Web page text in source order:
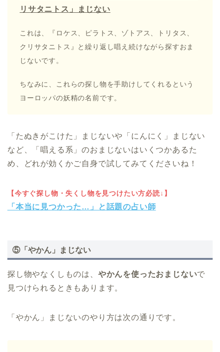
リサタニトス」まじない
これは、『ロケス、ピラトス、ゾトアス、トリタス、
クリサタニトス』と繰り返し唱え続けながら探すおま
じないです。
ちなみに、これらの探し物を手助けしてくれるという
ヨーロッパの妖精の名前です。
「たぬきがこけた」まじないや「にんにく」まじない
など、「唱える系」のおまじないはいくつかあるた
め、どれが効くかご自身で試してみてくださいね！
【今すぐ探し物・失くし物を見つけたい方必読↓】
「本当に見つかった…」と話題の占い師
⑤ 「やかん」まじない
探し物やなくしものは、 やかんを使ったおまじないで
見つけられるときもあります。
「やかん」まじないのやり方は次の通りです。